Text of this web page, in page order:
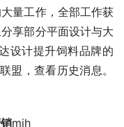
量工作，全部工作获
享部分平面设计与大
设计提升饲料品牌的
盟，查看历史消息。
mjh